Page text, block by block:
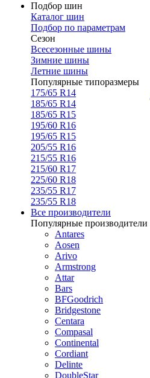
Подбор шин
Каталог шин
Подбор по параметрам
Сезон
Всесезонные шины
Зимние шины
Летние шины
Популярные типоразмеры
175/65 R14
185/65 R14
185/65 R15
195/60 R16
195/65 R15
205/55 R16
215/55 R16
215/60 R17
225/60 R18
235/55 R17
235/55 R18
Все производители
Популярные производители
Antares
Aosen
Arivo
Armstrong
Attar
Bars
BFGoodrich
Bridgestone
Centara
Compasal
Continental
Cordiant
Delinte
DoubleStar